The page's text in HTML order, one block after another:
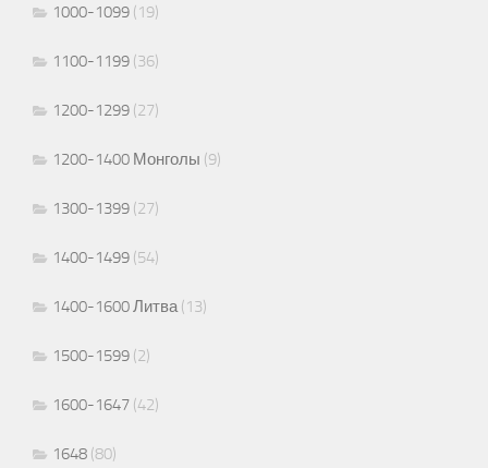
1000-1099 (19)
1100-1199 (36)
1200-1299 (27)
1200-1400 Монголы (9)
1300-1399 (27)
1400-1499 (54)
1400-1600 Литва(13)
1500-1599 (2)
1600-1647 (42)
1648 (80)